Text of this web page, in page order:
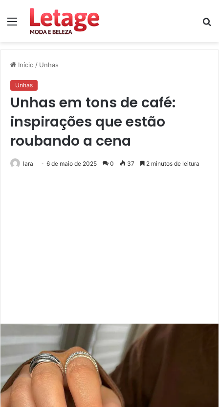
Menu
Início / Unhas
Unhas
Unhas em tons de café:
inspirações que estão
roubando a cena
Iara 6 de maio de 2025 0 37 2 minutos de leitura